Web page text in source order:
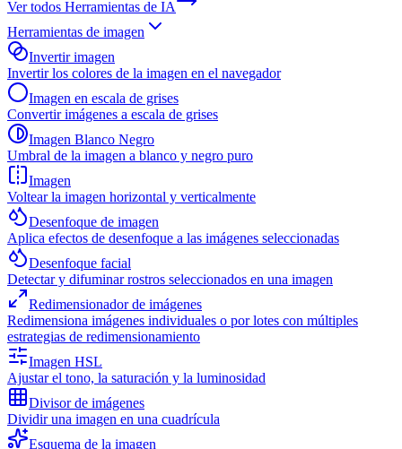
Ver todos Herramientas de IA
Herramientas de imagen
Invertir imagen
Invertir los colores de la imagen en el navegador
Imagen en escala de grises
Convertir imágenes a escala de grises
Imagen Blanco Negro
Umbral de la imagen a blanco y negro puro
Imagen
Voltear la imagen horizontal y verticalmente
Desenfoque de imagen
Aplica efectos de desenfoque a las imágenes seleccionadas
Desenfoque facial
Detectar y difuminar rostros seleccionados en una imagen
Redimensionador de imágenes
Redimensiona imágenes individuales o por lotes con múltiples
estrategias de redimensionamiento
Imagen HSL
Ajustar el tono, la saturación y la luminosidad
Divisor de imágenes
Dividir una imagen en una cuadrícula
Esquema de la imagen